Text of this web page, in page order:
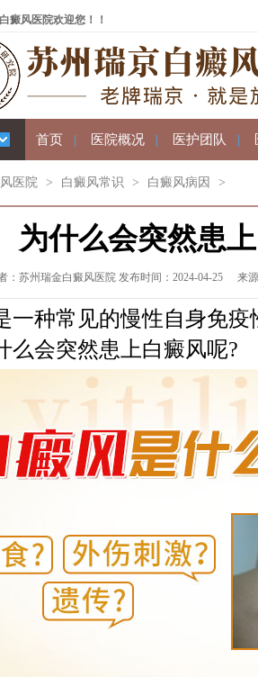
癜风医院欢迎您！！
首页 | 医院概况 | 医护团队 |
医院 > 白癜风常识 > 白癜风病因 >
为什么会突然患
：苏州瑞金白癜风医院 发布时间：2024-04-25 来
种常见的慢性自身免疫
么会突然患上白癜风呢?